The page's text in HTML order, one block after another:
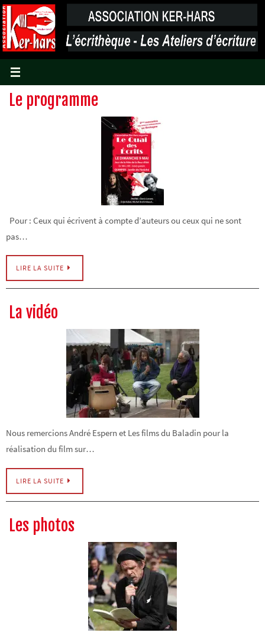
Passer
vers
le
contenu
Le programme
Pour : Ceux qui écrivent à compte d’auteurs ou ceux qui ne sont
pas…
LIRE LA SUITE
La vidéo
Nous remercions André Espern et Les films du Baladin pour la
réalisation du film sur…
LIRE LA SUITE
Les photos